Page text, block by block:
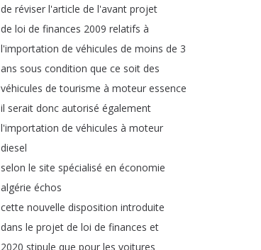
de réviser l'article de l'avant projet
de loi de finances 2009 relatifs à
l'importation de véhicules de moins de 3
ans sous condition que ce soit des
véhicules de tourisme à moteur essence
il serait donc autorisé également
l'importation de véhicules à moteur
diesel
selon le site spécialisé en économie
algérie échos
cette nouvelle disposition introduite
dans le projet de loi de finances et
2020 stipule que pour les voitures